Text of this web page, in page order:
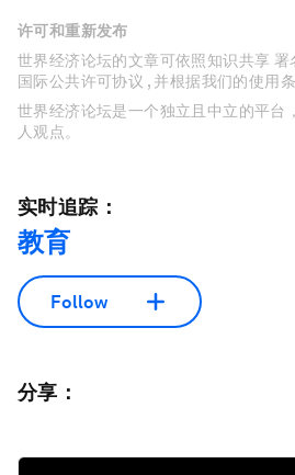
许可和重新发布
世界经济论坛的文章可依照知识共享
国际公共许可协议 , 并根据我们的使用
世界经济论坛是一个独立且中立的平台
人观点。
实时追踪：
教育
Follow
分享：